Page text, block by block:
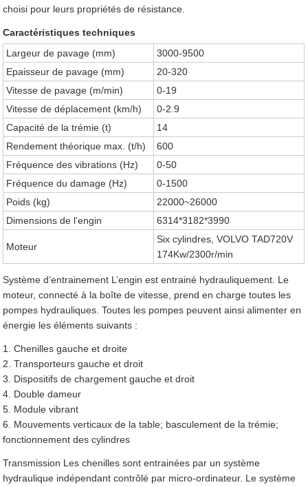
choisi pour leurs propriétés de résistance.
Caractéristiques techniques
Largeur de pavage (mm)
3000-9500
Epaisseur de pavage (mm)
20-320
Vitesse de pavage (m/min)
0-19
Vitesse de déplacement (km/h)
0-2.9
Capacité de la trémie (t)
14
Rendement théorique max. (t/h)
600
Fréquence des vibrations (Hz)
0-50
Fréquence du damage (Hz)
0-1500
Poids (kg)
22000~26000
Dimensions de l’engin
6314*3182*3990
Moteur
Six cylindres, VOLVO TAD720V
174Kw/2300r/min
Système d’entrainement L’engin est entrainé hydrauliquement. Le
moteur, connecté à la boîte de vitesse, prend en charge toutes les
pompes hydrauliques. Toutes les pompes peuvent ainsi alimenter en
énergie les éléments suivants :
1. Chenilles gauche et droite
2. Transporteurs gauche et droit
3. Dispositifs de chargement gauche et droit
4. Double dameur
5. Module vibrant
6. Mouvements verticaux de la table; basculement de la trémie;
fonctionnement des cylindres
Transmission Les chenilles sont entrainées par un système
hydraulique indépendant contrôlé par micro-ordinateur. Le système